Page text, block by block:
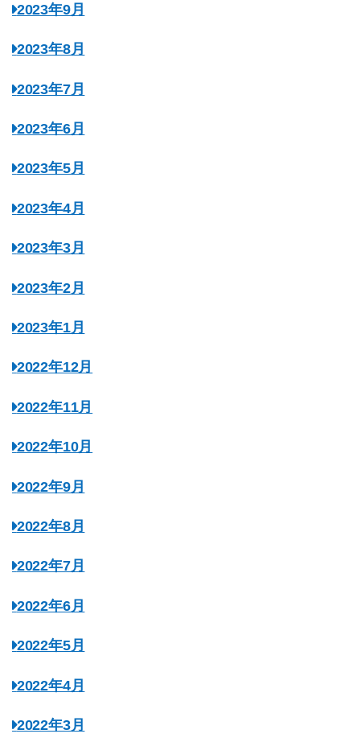
2023年9月
2023年8月
2023年7月
2023年6月
2023年5月
2023年4月
2023年3月
2023年2月
2023年1月
2022年12月
2022年11月
2022年10月
2022年9月
2022年8月
2022年7月
2022年6月
2022年5月
2022年4月
2022年3月